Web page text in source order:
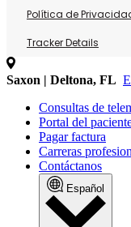
Política de
Tracker Details
Saxon | Deltona, FL
Consultas de
Portal del
Pagar factura
Carreras
Contáctanos
Español